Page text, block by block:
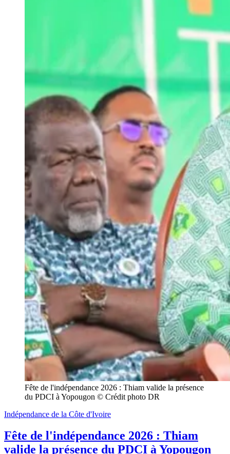
Fête de l'indépendance 2026 : Thiam valide la présence
du PDCI à Yopougon © Crédit photo DR
Indépendance de la Côte d'Ivoire
Fête de l'indépendance 2026 : Thiam
valide la présence du PDCI à Yopougon